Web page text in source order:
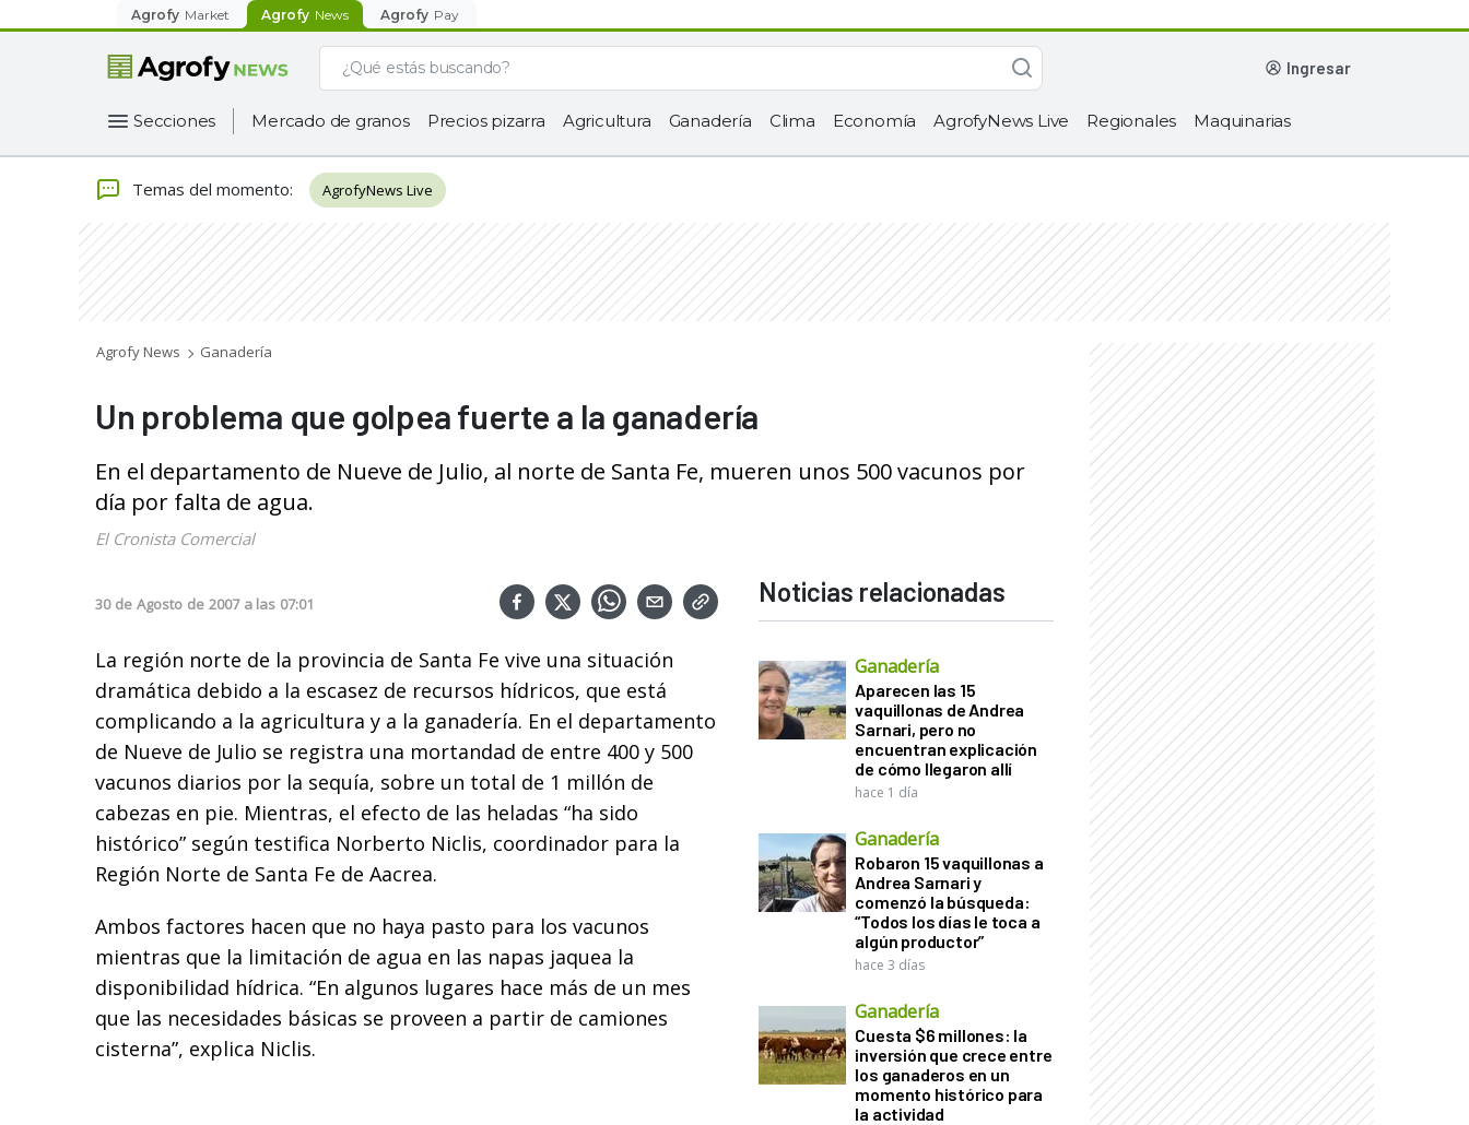
Agrofy Market Agrofy News Agrofy Pay
ingresar
Secciones Mercado de granos Precios pizarra Agricultura Ganadería Clima Economía AgrofyNews Live Regionales Maquinarias
Temas del momento: AgrofyNews Live
Agrofy News Ganadería
Un problema que golpea fuerte a la ganadería
En el departamento de Nueve de Julio, al norte de Santa Fe, mueren unos 500 vacunos por
día por falta de agua.
El Cronista Comercial
30 de Agosto de 2007 a las 07:01
La región norte de la provincia de Santa Fe vive una situación
dramática debido a la escasez de recursos hídricos, que está
complicando a la agricultura y a la ganadería. En el departamento
de Nueve de Julio se registra una mortandad de entre 400 y 500
vacunos diarios por la sequía, sobre un total de 1 millón de
cabezas en pie. Mientras, el efecto de las heladas “ha sido
histórico” según testifica Norberto Niclis, coordinador para la
Región Norte de Santa Fe de Aacrea.
Ambos factores hacen que no haya pasto para los vacunos
mientras que la limitación de agua en las napas jaquea la
disponibilidad hídrica. “En algunos lugares hace más de un mes
que las necesidades básicas se proveen a partir de camiones
cisterna”, explica Niclis.
Noticias relacionadas
Ganadería
Aparecen las 15
vaquillonas de Andrea
Sarnari, pero no
encuentran explicación
de cómo llegaron allí
hace 1 día
Ganadería
Robaron 15 vaquillonas a
Andrea Sarnari y
comenzó la búsqueda:
“Todos los días le toca a
algún productor”
hace 3 días
Ganadería
Cuesta $6 millones: la
inversión que crece entre
los ganaderos en un
momento histórico para
la actividad